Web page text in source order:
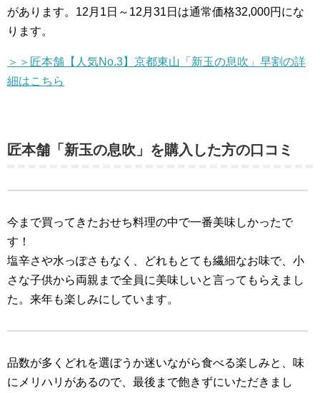
があります。12月1日～12月31日は通常価格32,000円にな
ります。
＞＞匠本舗【人気No.3】京都東山「新玉の息吹」早割の詳
細はこちら
匠本舗「新玉の息吹」を購入した方の口コミ
今まで買ってきたおせち料理の中で一番美味しかったで
す！
塩辛さや水っぽさもなく、どれもとても繊細なお味で、小
さな子供から両親まで全員に美味しいと言ってもらえまし
た。来年も楽しみにしています。
品数が多くどれを選ぼうか迷いながら食べる楽しみと、味
にメリハリがあるので、最後まで飽きずにいただきまし